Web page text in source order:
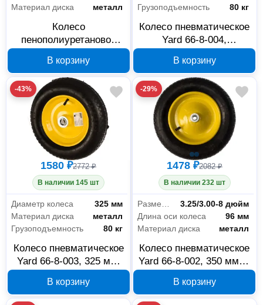
Материал диска
металл
Колесо
пенополиуретановое
подшипник 12 мм
В корзину
Грузоподъемность
80 кг
Колесо пневматическое
Yard 66-8-004,
подшипником
В корзину
-43%
1580 ₽2772 ₽
В наличии 145 шт
Диаметр колеса
325 мм
Материал диска
металл
Грузоподъемность
80 кг
Колесо пневматическое
Yard 66-8-003, 325 мм,
В корзину
-29%
1478 ₽2082 ₽
В наличии 232 шт
3.25/3.00-8 дюйм
Длина оси колеса
96 мм
Материал диска
металл
Колесо пневматическое
Yard 66-8-002, 350 мм, с
В корзину